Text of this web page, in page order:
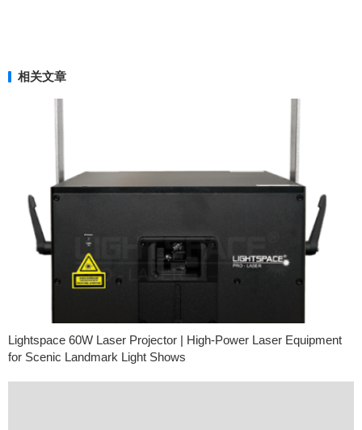
相关文章
Lightspace 60W Laser Projector | High-Power Laser Equipment
for Scenic Landmark Light Shows